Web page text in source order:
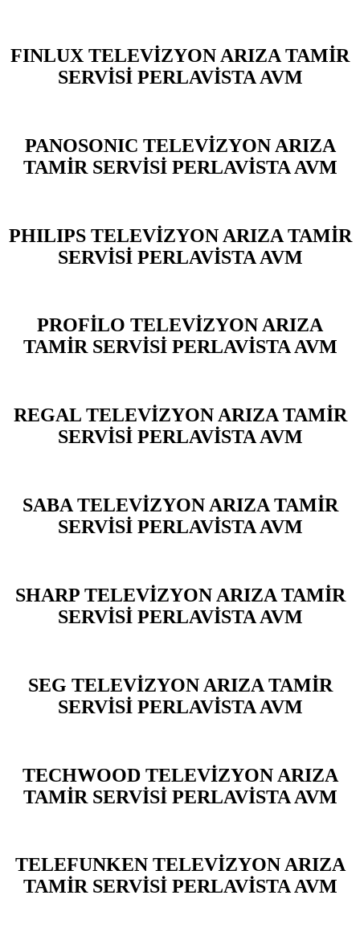
FINLUX TELEVİZYON ARIZA TAMİR
SERVİSİ PERLAVİSTA AVM
PANOSONIC TELEVİZYON ARIZA
TAMİR SERVİSİ PERLAVİSTA AVM
PHILIPS TELEVİZYON ARIZA TAMİR
SERVİSİ PERLAVİSTA AVM
PROFİLO TELEVİZYON ARIZA
TAMİR SERVİSİ PERLAVİSTA AVM
REGAL TELEVİZYON ARIZA TAMİR
SERVİSİ PERLAVİSTA AVM
SABA TELEVİZYON ARIZA TAMİR
SERVİSİ PERLAVİSTA AVM
SHARP TELEVİZYON ARIZA TAMİR
SERVİSİ PERLAVİSTA AVM
SEG TELEVİZYON ARIZA TAMİR
SERVİSİ PERLAVİSTA AVM
TECHWOOD TELEVİZYON ARIZA
TAMİR SERVİSİ PERLAVİSTA AVM
TELEFUNKEN TELEVİZYON ARIZA
TAMİR SERVİSİ PERLAVİSTA AVM